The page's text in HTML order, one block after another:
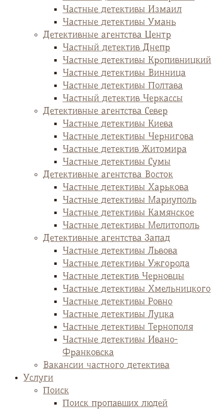
Частные детективы Измаил
Частные детективы Умань
Детективные агентства Центр
Частный детектив Днепр
Частные детективы Кропивницкий
Частные детективы Винница
Частные детективы Полтава
Частный детектив Черкассы
Детективные агентства Север
Частные детективы Киева
Частные детективы Чернигова
Частные детектив Житомира
Частные детективы Сумы
Детективные агентства Восток
Частные детективы Харькова
Частные детективы Мариуполь
Частные детективы Камянское
Частные детективы Мелитополь
Детективные агентства Запад
Частные детективы Львова
Частные детективы Ужгорода
Частные детектив Черновцы
Частные детективы Хмельницкого
Частные детективы Ровно
Частные детективы Луцка
Частные детективы Тернополя
Частные детективы Ивано-
Франковска
Вакансии частного детектива
Услуги
Поиск
Поиск пропавших людей